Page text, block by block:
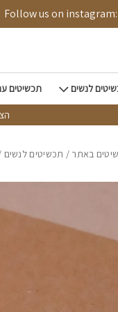
us on instagram:
לנשים תכשיטים
באתר / תכשיטים לנשים